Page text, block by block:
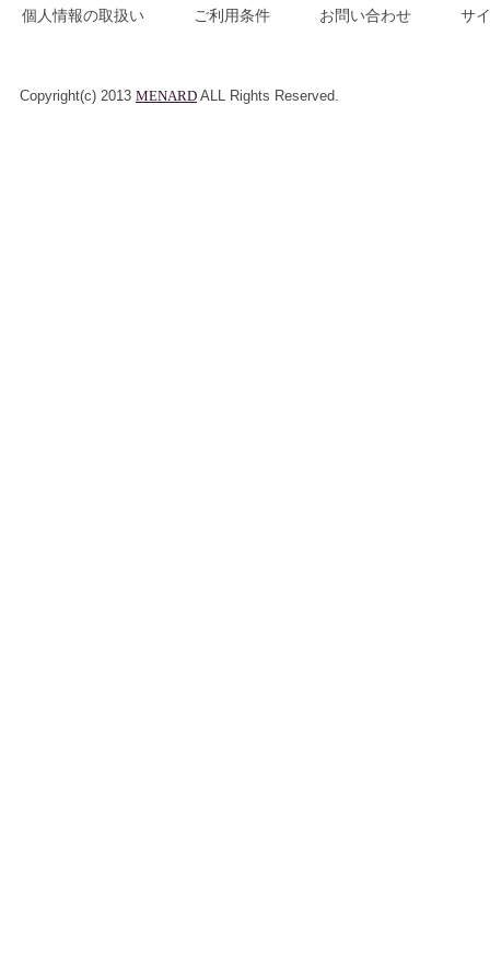
個人情報の取扱い ご利用条件 お問い合わせ サ
Copyright(c) 2013 MENARD ALL Rights Reserved.